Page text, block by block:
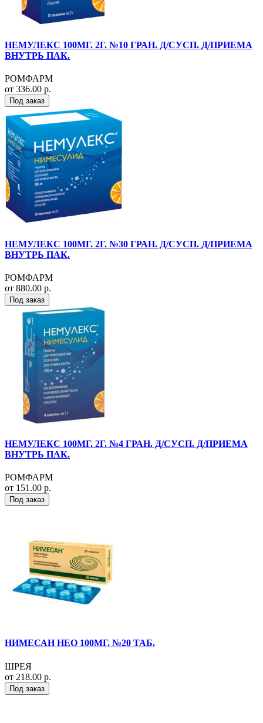
НЕМУЛЕКС 100МГ. 2Г. №10 ГРАН. Д/СУСП. Д/ПРИЕМА
ВНУТРЬ ПАК.
РОМФАРМ
от 336.00 р.
Под заказ
НЕМУЛЕКС 100МГ. 2Г. №30 ГРАН. Д/СУСП. Д/ПРИЕМА
ВНУТРЬ ПАК.
РОМФАРМ
от 880.00 р.
Под заказ
НЕМУЛЕКС 100МГ. 2Г. №4 ГРАН. Д/СУСП. Д/ПРИЕМА
ВНУТРЬ ПАК.
РОМФАРМ
от 151.00 р.
Под заказ
НИМЕСАН НЕО 100МГ. №20 ТАБ.
ШРЕЯ
от 218.00 р.
Под заказ